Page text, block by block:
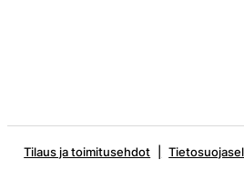
Tilaus ja toimitusehdot